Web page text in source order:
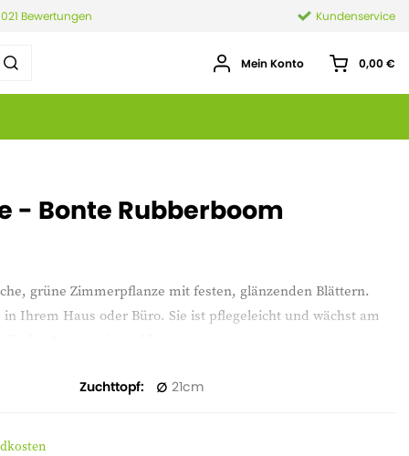
Bewertungen Kundenservice
Mein Konto 0,00 €
- Bonte Rubberboom
grüne Zimmerpflanze mit festen, glänzenden Blättern.
Ihrem Haus oder Büro. Sie ist pflegeleicht und wächst am
Zuchttopf 21